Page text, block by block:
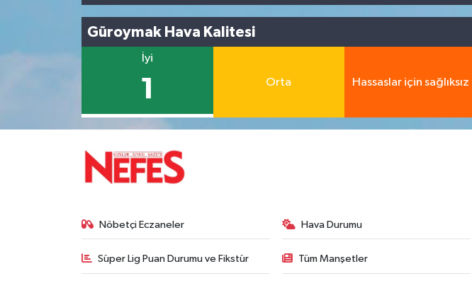
Güroymak Hava Kalitesi
İyi
1 Orta Hassaslar için sağlıksız
Nöbetçi Eczaneler Hava Durumu
Süper Lig Puan Durumu ve Fikstür Tüm Manşetler